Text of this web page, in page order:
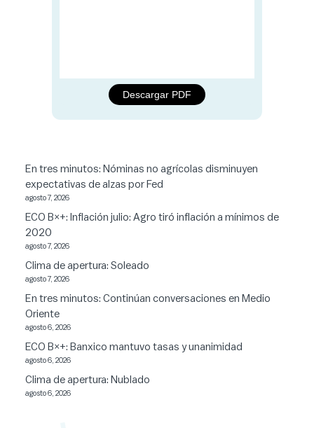
Descargar PDF
En tres minutos: Nóminas no agrícolas disminuyen
expectativas de alzas por Fed
agosto 7, 2026
ECO B×+: Inflación julio: Agro tiró inflación a mínimos de
2020
agosto 7, 2026
Clima de apertura: Soleado
agosto 7, 2026
En tres minutos: Continúan conversaciones en Medio
Oriente
agosto 6, 2026
ECO B×+: Banxico mantuvo tasas y unanimidad
agosto 6, 2026
Clima de apertura: Nublado
agosto 6, 2026